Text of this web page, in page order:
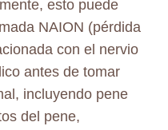
esto puede
NAION (pérdida
con el nervio
antes de tomar
incluyendo pene
del pene,